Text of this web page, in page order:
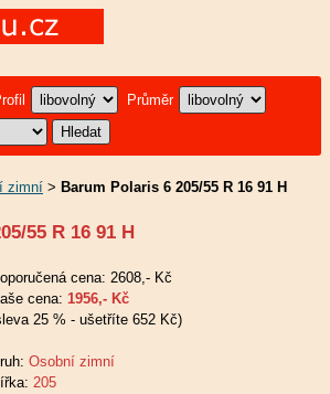
Průměr
zimní > Barum Polaris 6 205/55 R 16 91 H
55 R 16 91 H
cena: 2608,- Kč
cena: 1956,- Kč
25 % - ušetříte 652 Kč)
Osobní zimní
205